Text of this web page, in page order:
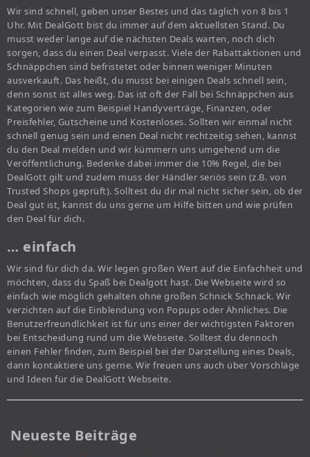
Wir sind schnell, geben unser Bestes und das täglich von 8 bis 1
Uhr. Mit DealGott bist du immer auf dem aktuellsten Stand. Du
musst weder lange auf die nächsten Deals warten, noch dich
sorgen, dass du einen Deal verpasst. Viele der Rabattaktionen und
Schnäppchen sind befristetet oder binnen weniger Minuten
ausverkauft. Das heißt, du musst bei einigen Deals schnell sein,
denn sonst ist alles weg. Das ist oft der Fall bei Schnäppchen aus
Kategorien wie zum Beispiel Handyverträge, Finanzen, oder
Preisfehler, Gutscheine und Kostenloses. Sollten wir einmal nicht
schnell genug sein und einen Deal nicht rechtzeitig sehen, kannst
du den Deal melden und wir kümmern uns umgehend um die
Veröffentlichung. Bedenke dabei immer die 10% Regel, die bei
DealGott gilt und zudem muss der Händler seriös sein (z.B. von
Trusted Shops geprüft). Solltest du dir mal nicht sicher sein, ob der
Deal gut ist, kannst du uns gerne um Hilfe bitten und wie prüfen
den Deal für dich.
… einfach
Wir sind für dich da. Wir legen großen Wert auf die Einfachheit und
möchten, dass du Spaß bei Dealgott hast. Die Webseite wird so
einfach wie möglich gehalten ohne großen Schnick Schnack. Wir
verzichten auf die Einblendung von Popups oder Ähnliches. Die
Benutzerfreundlichkeit ist für uns einer der wichtigsten Faktoren
bei Entscheidung rund um die Webseite. Solltest du dennoch
einen Fehler finden, zum Beispiel bei der Darstellung eines Deals,
dann kontaktiere uns gerne. Wir freuen uns auch über Vorschläge
und Ideen für die DealGott Webseite.
Neueste Beiträge